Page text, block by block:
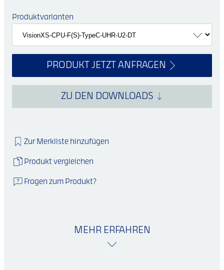
Produktvarianten
PRODUKT JETZT ANFRAGEN
ZU DEN DOWNLOADS
Zur Merkliste hinzufügen
Produkt vergleichen
Fragen zum Produkt?
MEHR ERFAHREN